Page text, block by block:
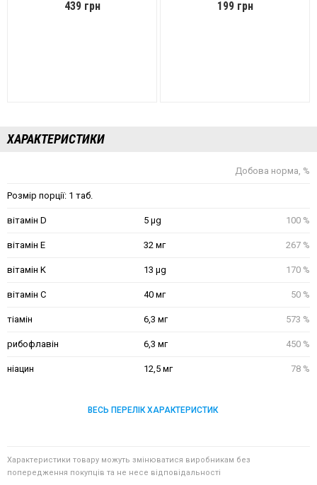
439 грн 199 грн
ХАРАКТЕРИСТИКИ
Добова норма, %
Розмір порції: 1 таб.
вітамін D 5 µg 100 %
вітамін E 32 мг 267 %
вітамін K 13 µg 170 %
вітамін C 40 мг 50 %
тіамін 6,3 мг 573 %
рибофлавін 6,3 мг 450 %
ніацин 12,5 мг 78 %
ВЕСЬ ПЕРЕЛІК ХАРАКТЕРИСТИК
Характеристики товару можуть змінюватися виробникам без
попередження покупців та не несе відповідальності